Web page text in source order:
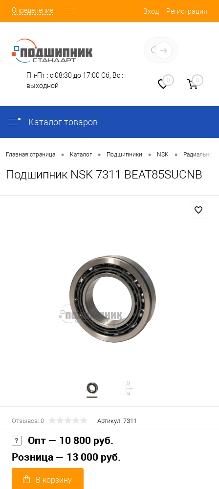
Определение Вход Регистрация
Пн-Пт : с 08:30 до 17:00 Сб, Вс :
выходной
0 0
Каталог товаров
Главная страница • Каталог • Подшипники • NSK • Радиально-
Подшипник NSK 7311 BEAT85SUCNB
Отзывов: 0 Артикул: 7311
Опт — 10 800 руб.
Розница — 13 000 руб.
В корзину